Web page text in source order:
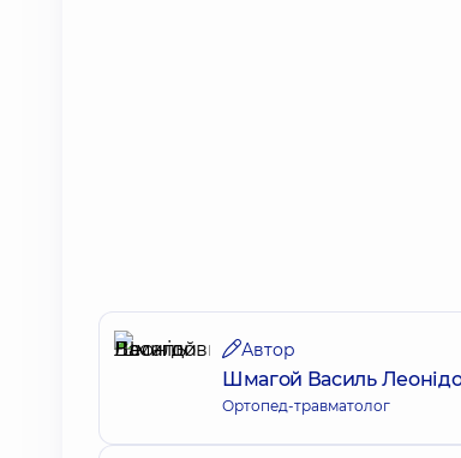
Автор
Шмагой Василь
Ортопед-травматолог